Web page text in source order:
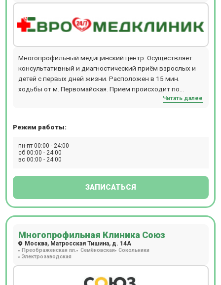
Многопрофильный медицинский центр. Осуществляет
консультативный и диагностический приём взрослых и
детей с первых дней жизни. Расположен в 15 мин.
ходьбы от м. Первомайская. Прием происходит по
предварительной записи. В клинике предоставлены
спирометрия, 3D УЗИ, 4D УЗИ, ДС (дуплексное
мониторирование АД, суточное ЭКГ мониторирование
(по Холтеру), бронхоскопия.
Читать далее
Режим работы:
пн-пт 00:00 - 24:00
сб 00:00 - 24:00
вс 00:00 - 24:00
ЗАПИСАТЬСЯ
Многопрофильная Клиника Союз
Москва, Матросская Тишина, д. 14А
Преображенская пл. Семёновская
Сокольники
Электрозаводская